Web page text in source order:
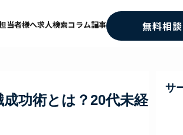
当者様へ求人検索コラム記事 無料相
功術とは？20代未経
サ